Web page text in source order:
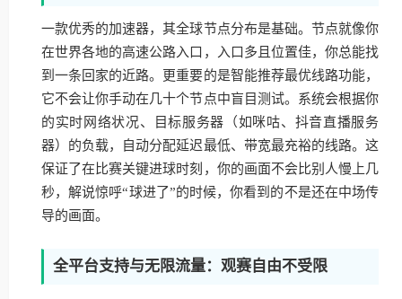
一款优秀的加速器，其全球节点分布是基础。节点就像你
在世界各地的高速公路入口，入口多且位置佳，你总能找
到一条回家的近路。更重要的是智能推荐最优线路功能，
它不会让你手动在几十个节点中盲目测试。系统会根据你
的实时网络状况、目标服务器（如咪咕、抖音直播服务
器）的负载，自动分配延迟最低、带宽最充裕的线路。这
保证了在比赛关键进球时刻，你的画面不会比别人慢上几
秒，解说惊呼“球进了”的时候，你看到的不是还在中场传
导的画面。
全平台支持与无限流量：观赛自由不受限